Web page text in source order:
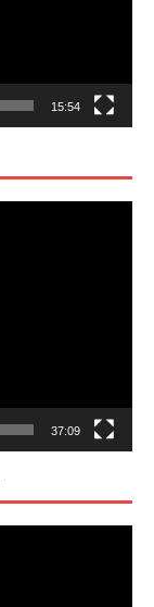
15:54
37:09